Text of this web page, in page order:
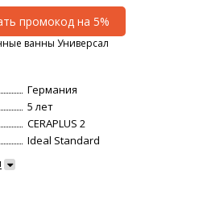
промокод на 5%
ванны Универсал
Германия
5 лет
CERAPLUS 2
Ideal Standard